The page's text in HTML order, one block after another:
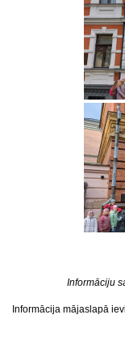
Informāciju
Informācija mājaslapā